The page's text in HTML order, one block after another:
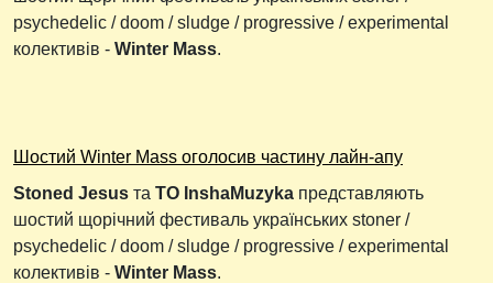
psychedelic / doom / sludge / progressive / experimental
колективів - Winter Mass.
Шостий Winter Mass оголосив частину лайн-апу
Stoned Jesus та ТО InshaMuzyka представляють
шостий щорічний фестиваль українських stoner /
psychedelic / doom / sludge / progressive / experimental
колективів - Winter Mass.